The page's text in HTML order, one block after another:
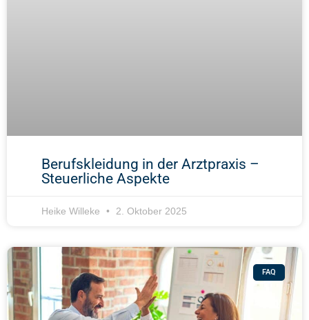
Berufskleidung in der Arztpraxis –
Steuerliche Aspekte
Heike Willeke 2. Oktober 2025
FAQ